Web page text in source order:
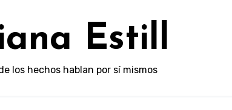
Estill
los hechos hablan por sí mismos